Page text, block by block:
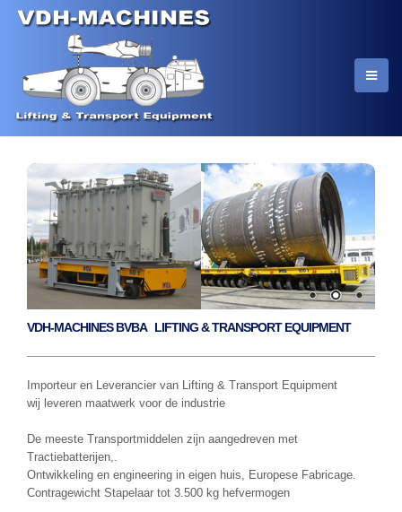
VDH-MACHINES BVBA LIFTING & TRANSPORT EQUIPMENT
Importeur en Leverancier van Lifting & Transport Equipment
wij leveren maatwerk voor de industrie
De meeste Transportmiddelen zijn aangedreven met
Tractiebatterijen,.
Ontwikkeling en engineering in eigen huis, Europese Fabricage.
Contragewicht Stapelaar tot 3.500 kg hefvermogen